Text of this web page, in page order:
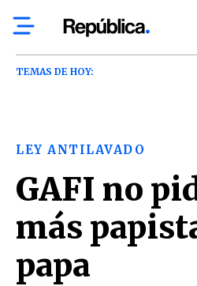
TEMAS DE HOY:
LEY ANTILAVADO
GAFI no
más
papa